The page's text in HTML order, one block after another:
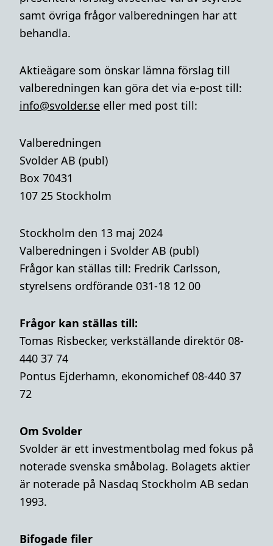
samt övriga frågor valberedningen har att
behandla.
Aktieägare som önskar lämna förslag till
valberedningen kan göra det via e-post till:
info@svolder.se eller med post till:
Valberedningen
Svolder AB (publ)
Box 70431
107 25 Stockholm
Stockholm den 13 maj 2024
Valberedningen i Svolder AB (publ)
Frågor kan ställas till: Fredrik Carlsson,
styrelsens ordförande 031-18 12 00
Frågor kan ställas till:
Tomas Risbecker, verkställande direktör 08-
440 37 74
Pontus Ejderhamn, ekonomichef 08-440 37
72
Om Svolder
Svolder är ett investmentbolag med fokus på
noterade svenska småbolag. Bolagets aktier
är noterade på Nasdaq Stockholm AB sedan
1993.
Bifogade filer